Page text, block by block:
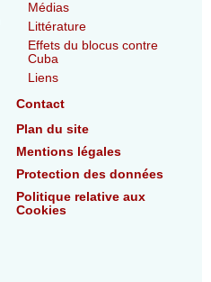
Médias
Littérature
Effets du blocus contre
Cuba
Liens
Contact
Plan du site
Mentions légales
Protection des données
Politique relative aux
Cookies